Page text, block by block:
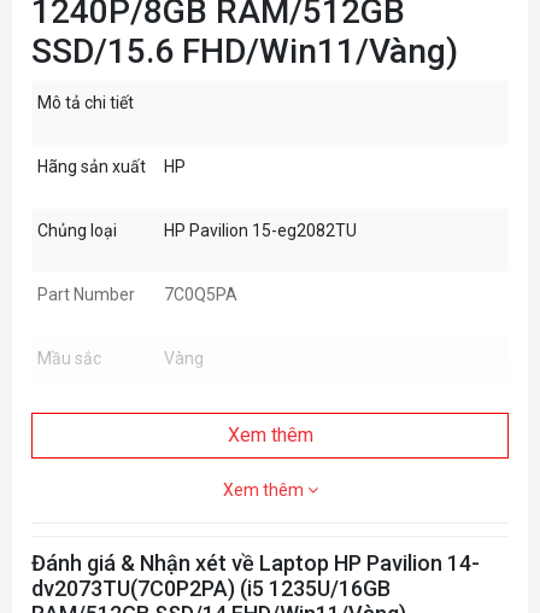
1240P/8GB RAM/512GB
SSD/15.6 FHD/Win11/Vàng)
Mô tả chi tiết
Hãng sản xuất HP
Chủng loại HP Pavilion 15-eg2082TU
Part Number 7C0Q5PA
Mầu sắc Vàng
Bộ nhớ trong 2 x 4GB DDR4/ 3200MHz
Xem thêm
Xem thêm
Đánh giá & Nhận xét về Laptop HP Pavilion 14-
dv2073TU(7C0P2PA) (i5 1235U/16GB